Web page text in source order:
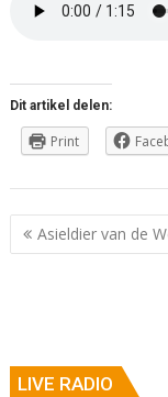
Dit artikel delen:
Print
Asieldier van de
LIVE RADIO